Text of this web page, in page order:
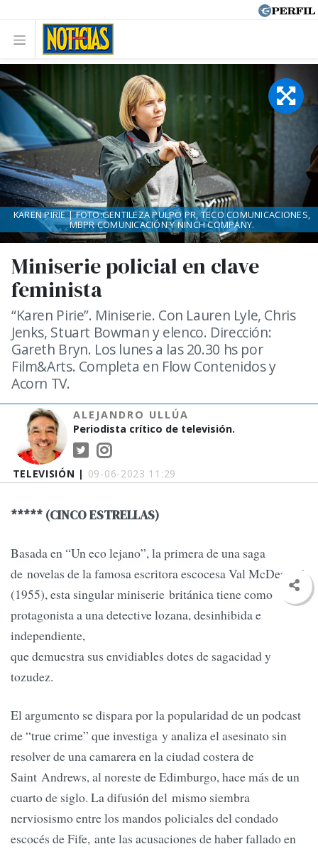
TELEVISIÓN | 09-06-2023 11:29
Miniserie policial en clave
feminista
“Karen Pirie”. Miniserie. Con Lauren Lyle, Chris
Jenks, Stuart Bowman y elenco. Dirección:
Gareth Bryn. Los lunes a las 20.30 hs por
Film&Arts. Completa en Flow Contenidos y
Acorn TV.
ALEJANDRO ULLÚA
Periodista crítico de televisión.
KAREN PIRIE | FOTO:GENTILEZA PULPO PR, TECO COMUNICACIONES,
MBPR COMUNICACIÓN Y NINCH COMPANY.
***** (CINCO ESTRELLAS)
Basada en “Un eco lejano”, la primera de una saga
de novelas de la famosa escritora escocesa Val McDermid
(1955), esta singular miniserie británica tiene como
protagonista a una detective lozana, desinhibida e
independiente,
que demuestra sus envidiables dotes de sagacidad y
tozudez.
El argumento se dispara por la popularidad de un podcast
de “true crime” que investiga y analiza el asesinato sin
resolver de una camarera en la ciudad costera de
Saint Andrews, al noreste de Edimburgo, hace más de un
cuarto de siglo. La difusión del mismo siembra
nerviosismo entre los mandos policiales del condado
escocés de Fife, ante las acusaciones de haber fallado en